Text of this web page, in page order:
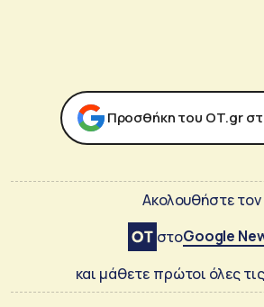
Προσθήκη του ΟΤ.gr
Ακολουθήστε τον
στοGoogle
και μάθετε πρώτοι όλες